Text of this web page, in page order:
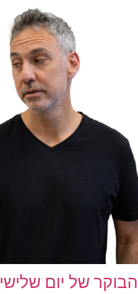
הבוקר של יום שלישי